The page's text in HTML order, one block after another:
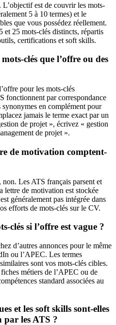
est de couvrir les mots-
5 à 10 termes) et le
que vous possédez réellement.
25 mots-clés distincts, répartis
certifications et soft skills.
clés que l’offre ou des
pour les mots-clés
fonctionnent par correspondance
en complément pour
jamais le terme exact par un
de projet », écrivez « gestion
de projet ».
de motivation comptent-
Les ATS français parsent et
lettre de motivation est stockée
généralement pas intégrée dans
efforts de mots-clés sur le CV.
clés si l’offre est vague ?
d’autres annonces pour le même
ou l’APEC. Les termes
sont vos mots-clés cibles.
métiers de l’APEC ou de
standard associées au
et les soft skills sont-elles
par les ATS ?